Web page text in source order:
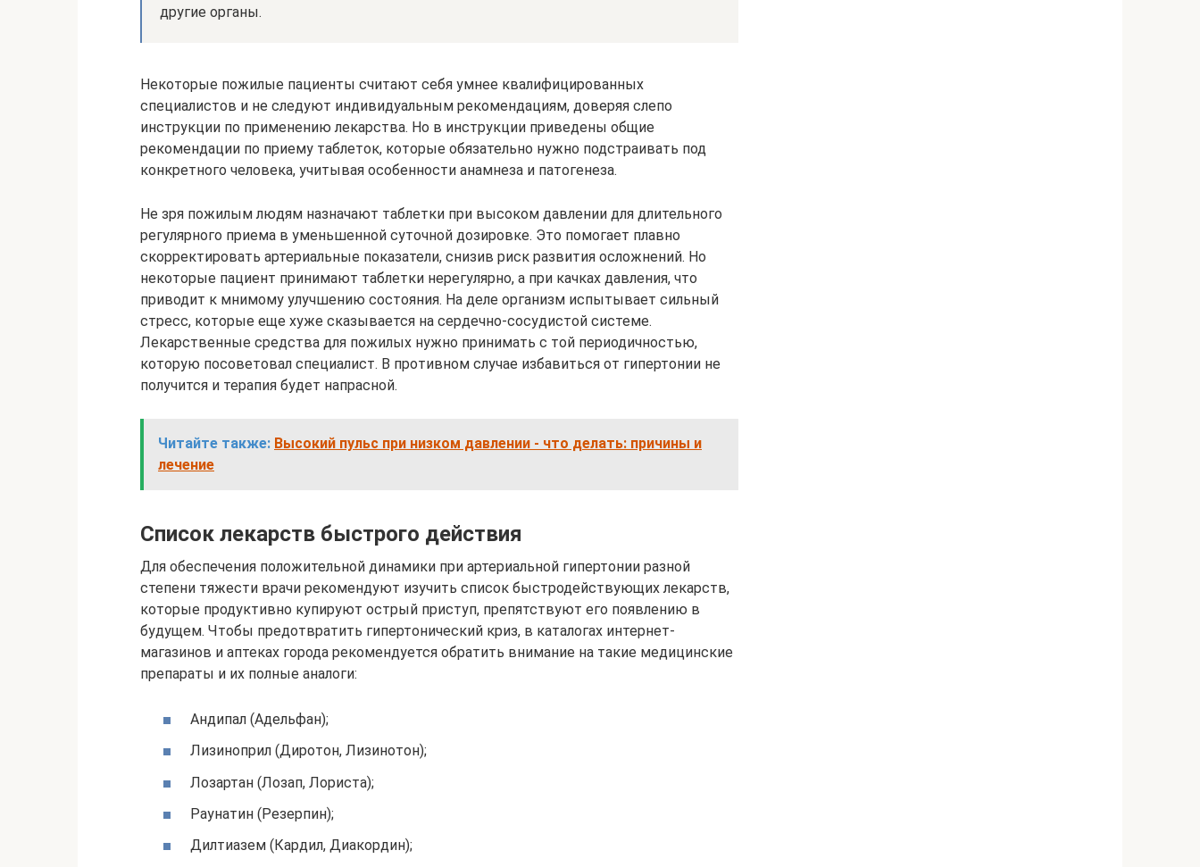
другие органы.
Некоторые пожилые пациенты считают себя умнее квалифицированных
специалистов и не следуют индивидуальным рекомендациям, доверяя слепо
инструкции по применению лекарства. Но в инструкции приведены общие
рекомендации по приему таблеток, которые обязательно нужно подстраивать под
конкретного человека, учитывая особенности анамнеза и патогенеза.
Не зря пожилым людям назначают таблетки при высоком давлении для длительного
регулярного приема в уменьшенной суточной дозировке. Это помогает плавно
скорректировать артериальные показатели, снизив риск развития осложнений. Но
некоторые пациент принимают таблетки нерегулярно, а при качках давления, что
приводит к мнимому улучшению состояния. На деле организм испытывает сильный
стресс, которые еще хуже сказывается на сердечно-сосудистой системе.
Лекарственные средства для пожилых нужно принимать с той периодичностью,
которую посоветовал специалист. В противном случае избавиться от гипертонии не
получится и терапия будет напрасной.
Читайте также: Высокий пульс при низком давлении - что делать: причины и
лечение
Список лекарств быстрого действия
Для обеспечения положительной динамики при артериальной гипертонии разной
степени тяжести врачи рекомендуют изучить список быстродействующих лекарств,
которые продуктивно купируют острый приступ, препятствуют его появлению в
будущем. Чтобы предотвратить гипертонический криз, в каталогах интернет-
магазинов и аптеках города рекомендуется обратить внимание на такие медицинские
препараты и их полные аналоги:
Андипал (Адельфан);
Лизиноприл (Диротон, Лизинотон);
Лозартан (Лозап, Лориста);
Раунатин (Резерпин);
Дилтиазем (Кардил, Диакордин);